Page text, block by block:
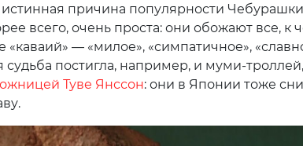
истинная причина популярности
всего, очень проста: они обожают все, к
«каваий» — «милое», «симпатичное»,
судьба постигла, например, и муми-
Туве Янссон: они в Японии тоже